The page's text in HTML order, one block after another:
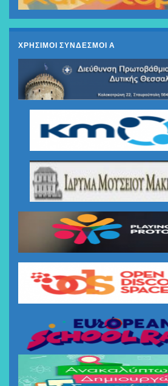
ΧΡΗΣΙΜΟΙ ΣΥΝΔΕΣΜΟΙ Α